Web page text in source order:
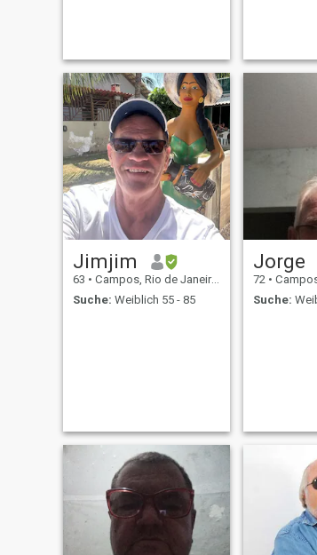
Jimjim
63 • Campos, Rio de Janeiro, Brasilien
Suche: Weiblich 55 - 85
Jorge
72 • Campos,
Suche: